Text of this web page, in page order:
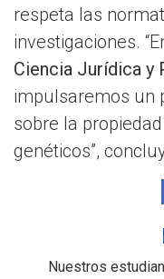
respeta las
investigaciones.
Ciencia Jurídica y
impulsaremos un
sobre la
genéticos”,
Nuestros